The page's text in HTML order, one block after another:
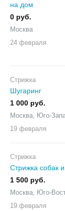
на дом
0 руб.
Москва
24 февраля
Стрижка
Шугаринг
1 000 руб.
Москва, Юго-
19 февраля
Стрижка
Стрижка собак
1 500 руб.
Москва, Юго-
19 февраля